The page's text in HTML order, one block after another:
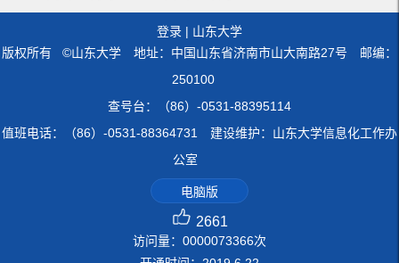
登录 | 山东大学
版权所有 ©山东大学 地址：中国山东省济南市山大南路27号 邮编：
250100
查号台：（86）-0531-88395114
值班电话：（86）-0531-88364731 建设维护：山东大学信息化工作办
公室
电脑版
2661
访问量： 0000073366次